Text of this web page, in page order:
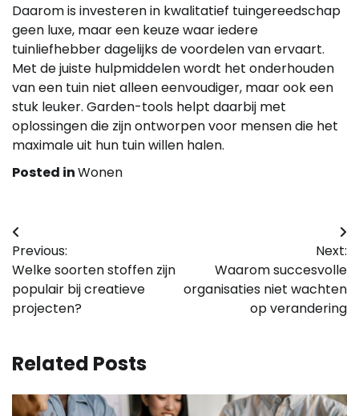
Daarom is investeren in kwalitatief tuingereedschap
geen luxe, maar een keuze waar iedere
tuinliefhebber dagelijks de voordelen van ervaart.
Met de juiste hulpmiddelen wordt het onderhouden
van een tuin niet alleen eenvoudiger, maar ook een
stuk leuker. Garden-tools helpt daarbij met
oplossingen die zijn ontworpen voor mensen die het
maximale uit hun tuin willen halen.
Posted inWonen
Bericht
navigatie
Previous:
Welke soorten stoffen zijn
populair bij creatieve
projecten?
Next:
Waarom succesvolle
organisaties niet wachten
op verandering
Related Posts